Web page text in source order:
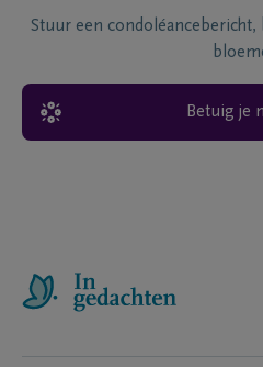
Stuur een condoléancebericht,
Betuig je